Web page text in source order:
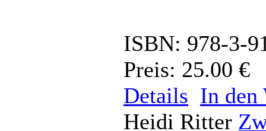
ISBN: 978-3-
Preis: 25.00 €
Details In den
Heidi Ritter